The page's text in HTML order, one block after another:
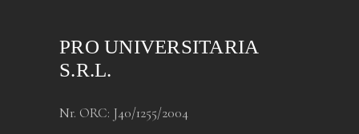
PRO UNIVERSITARIA
S.R.L.
Nr. ORC: J40/1255/2004